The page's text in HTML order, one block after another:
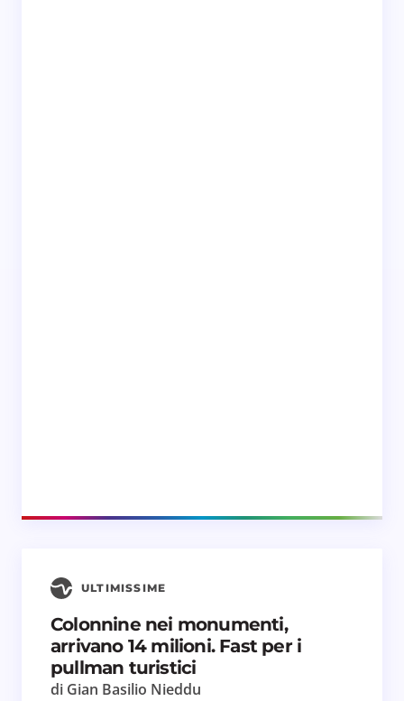
ULTIMISSIME
Colonnine nei monumenti,
arrivano 14 milioni. Fast per i
pullman turistici
di Gian Basilio Nieddu